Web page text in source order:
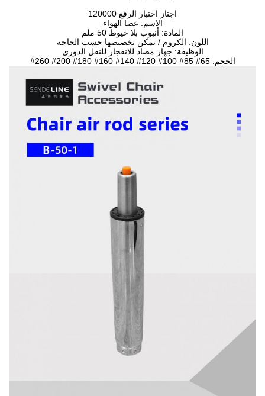
اجتاز اختبار الرفع 120000
الاسم: عصا الهواء
المادة: أنبوب بلا خيوط 50 ملم
اللون: الكروم / يمكن تخصيصها حسب الحاجة
الوظيفة: جهاز مضاد للانفجار للنقل الدوري
الحجم: 65# 85# 100# 120# 140# 160# 180# 200# 260#